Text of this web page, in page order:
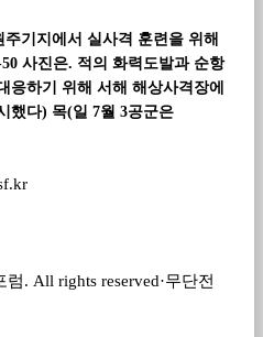
주기지에서 실사격 훈련을 위해
사진은. 적의 화력도발과 순항
응하기 위해 서해 해상사격장에
했다) 목(일 7월 3공군은
럼. All rights reserved·무단전